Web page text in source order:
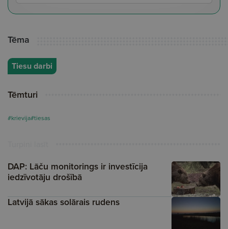
Tēma
Tiesu darbi
Tēmturi
#krievija#tiesas
DAP: Lāču monitorings ir investīcija
iedzīvotāju drošībā
Latvijā sākas solārais rudens